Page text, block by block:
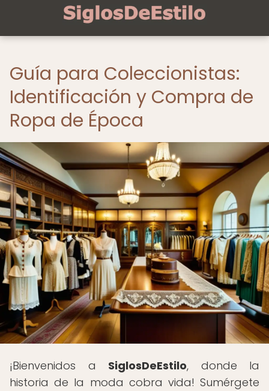
Guía para Coleccionistas:
Identificación y Compra de
Ropa de Época
¡Bienvenidos a SiglosDeEstilo, donde la
historia de la moda cobra vida! Sumérgete